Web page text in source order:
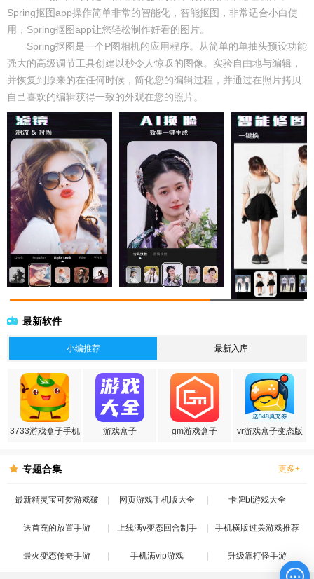
Spring抠图app操作简单非常的智能化，智能抠图，非常适合小白使
用，Spring抠图app让您轻松制作好看的图片。
Spring抠图是一个P图相机的应用程序。从简单的单抽头预设功能
强大的高级调节工具创建以秒令人惊叹的图像。实验自由地与编辑，
并恢复到原来的在任何时候，简化您的编辑过程，并通过在照片拷贝
自己喜欢的编辑获得一致的外观在您的照片。
最新软件
小编推荐 最新入库
3733游戏盒子手机
游戏盒子 gm游戏盒子 vr游戏盒子变态版
专题合集 更多+
最新精灵宝可梦游戏破
解版
网页游戏手机版大全 卡牌bt游戏大全
送首充的放置手游 上线满v变态回合制手
游
手机横版过关游戏推荐
最火变态传奇手游 手机满vip游戏 升级靠打怪手游